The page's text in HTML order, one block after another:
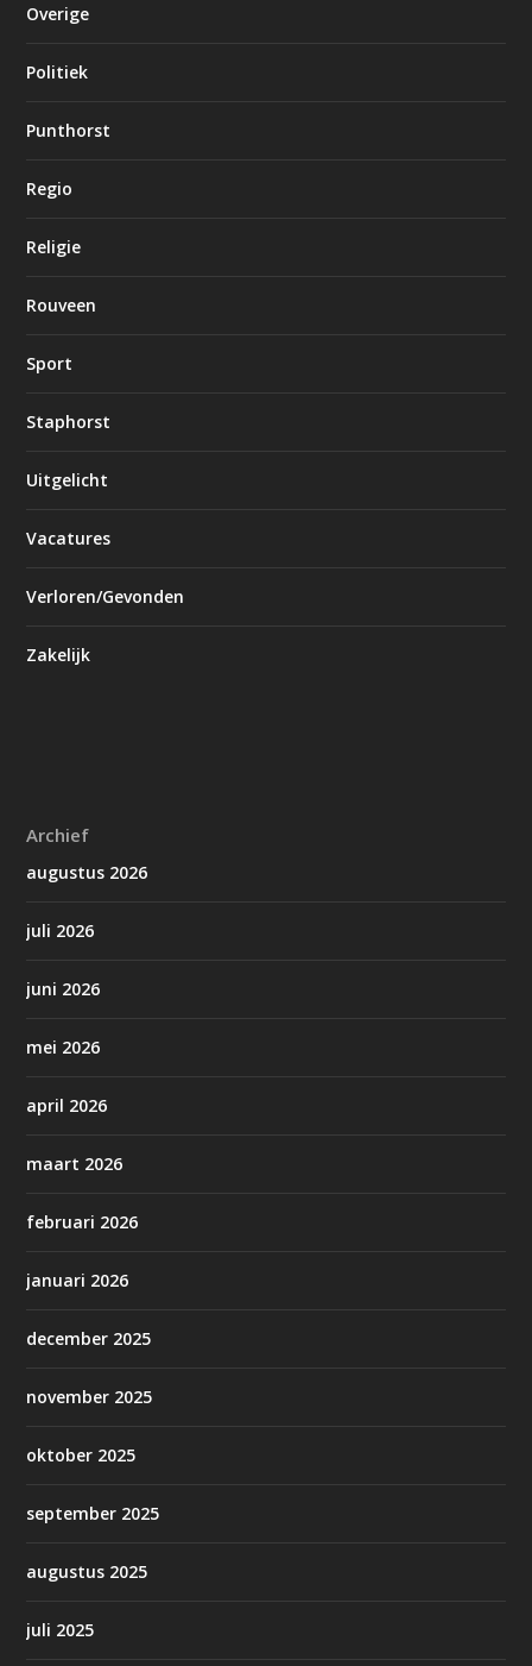
Overige
Politiek
Punthorst
Regio
Religie
Rouveen
Sport
Staphorst
Uitgelicht
Vacatures
Verloren/Gevonden
Zakelijk
Archief
augustus 2026
juli 2026
juni 2026
mei 2026
april 2026
maart 2026
februari 2026
januari 2026
december 2025
november 2025
oktober 2025
september 2025
augustus 2025
juli 2025